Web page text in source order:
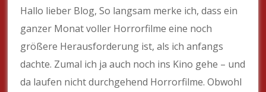
Hallo lieber Blog, So langsam merke ich, dass ein
ganzer Monat voller Horrorfilme eine noch
größere Herausforderung ist, als ich anfangs
dachte. Zumal ich ja auch noch ins Kino gehe – und
da laufen nicht durchgehend Horrorfilme. Obwohl